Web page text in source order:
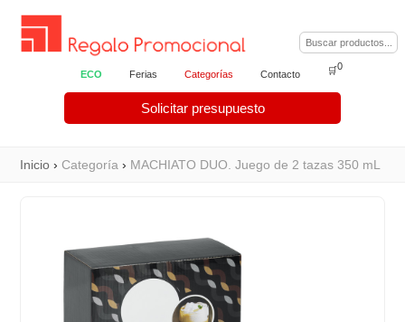
ECO Ferias Categorías Contacto
Solicitar presupuesto
🛒0
Inicio ›Categoría › MACHIATO DUO. Juego de 2 tazas 350 mL